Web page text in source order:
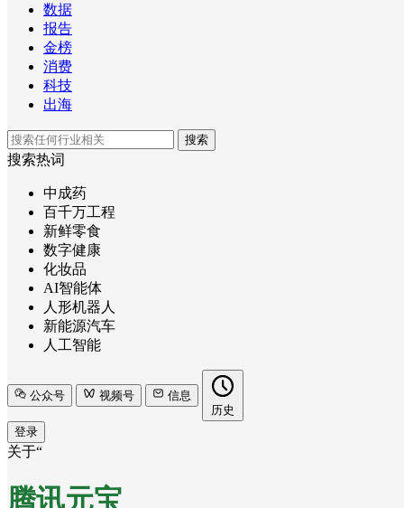
数据
报告
金榜
消费
科技
出海
搜索
搜索热词
中成药
百千万工程
新鲜零食
数字健康
化妆品
AI智能体
人形机器人
新能源汽车
人工智能
公众号 视频号
信息
历史
登录
关于“
腾讯元宝